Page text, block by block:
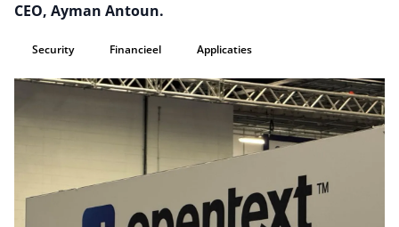
CEO, Ayman Antoun.
Security Financieel Applicaties